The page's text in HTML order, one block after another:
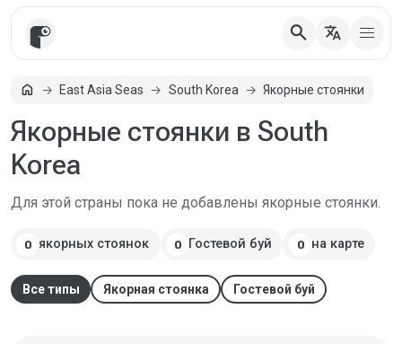
search translate
home ГлавнаяEast Asia Seas South Korea Якорные стоянки
Якорные стоянки в South
Korea
Для этой страны пока не добавлены якорные стоянки.
0 якорных стоянок 0 Гостевой буй 0 на карте
Все типы Якорная стоянка Гостевой буй